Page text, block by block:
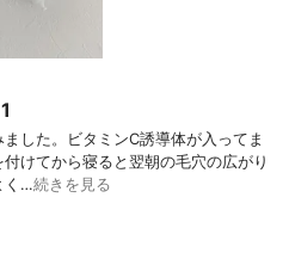
した。ビタミンC誘導体が入ってま
けてから寝ると翌朝の毛穴の広がり
く…続きを見る